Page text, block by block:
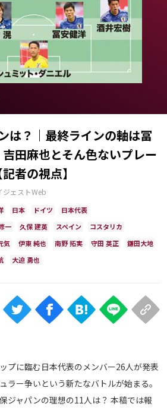
Android
TV
は？｜最終ラインの軸は冨
田麻也とそん色ないプレー
者の視点】
ジェストWeb
日本 ドイツ
日本代表
一 久保 建英 スペイン
コスタリカ
気 伊東 純也 南野 拓実 守田 英正
鎌田大地
大迫 勇也
プに臨む日本代表のメンバー26人が発表
ラー争いという新たなバトルが始まる。
ジャパンの理想の11人は？ 本稿では報